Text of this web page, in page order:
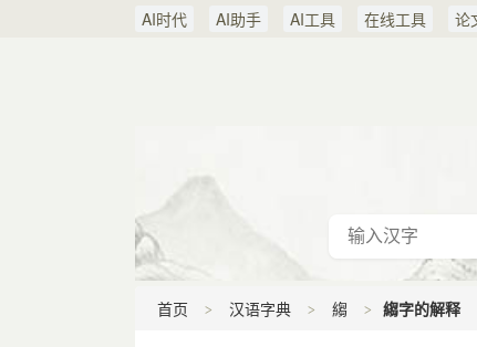
AI时代 AI助手 AI工具 在线工具 论
首页 汉语字典 縐 縐字的解释